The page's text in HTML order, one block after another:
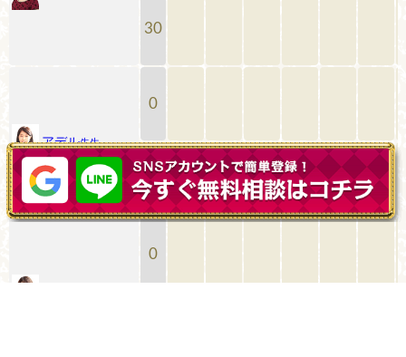
30
アデル先生
0
30
0